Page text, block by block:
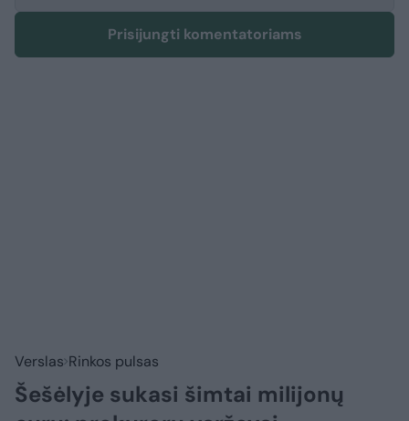
Prisijungti komentatoriams
Verslas Rinkos pulsas
Šešėlyje sukasi šimtai milijonų